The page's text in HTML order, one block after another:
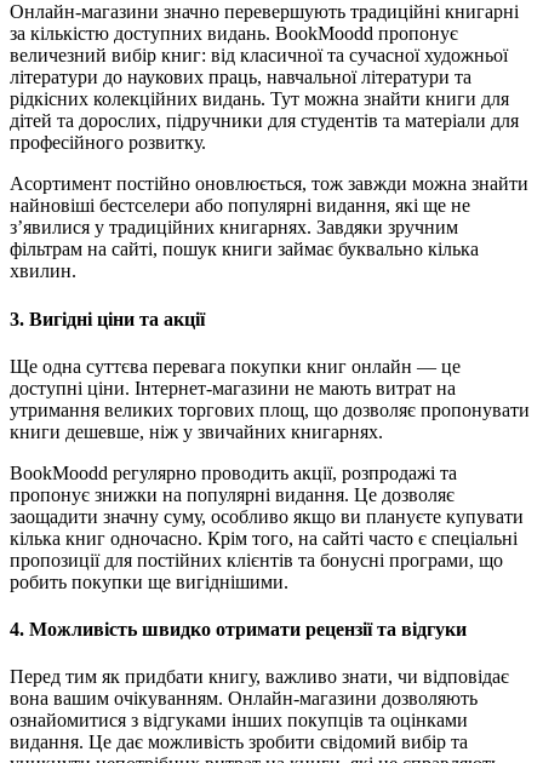
Онлайн-магазини значно перевершують традиційні книгарні
за кількістю доступних видань. BookMoodd пропонує
величезний вибір книг: від класичної та сучасної художньої
літератури до наукових праць, навчальної літератури та
рідкісних колекційних видань. Тут можна знайти книги для
дітей та дорослих, підручники для студентів та матеріали для
професійного розвитку.
Асортимент постійно оновлюється, тож завжди можна знайти
найновіші бестселери або популярні видання, які ще не
з’явилися у традиційних книгарнях. Завдяки зручним
фільтрам на сайті, пошук книги займає буквально кілька
хвилин.
3. Вигідні ціни та акції
Ще одна суттєва перевага покупки книг онлайн — це
доступні ціни. Інтернет-магазини не мають витрат на
утримання великих торгових площ, що дозволяє пропонувати
книги дешевше, ніж у звичайних книгарнях.
BookMoodd регулярно проводить акції, розпродажі та
пропонує знижки на популярні видання. Це дозволяє
заощадити значну суму, особливо якщо ви плануєте купувати
кілька книг одночасно. Крім того, на сайті часто є спеціальні
пропозиції для постійних клієнтів та бонусні програми, що
робить покупки ще вигіднішими.
4. Можливість швидко отримати рецензії та відгуки
Перед тим як придбати книгу, важливо знати, чи відповідає
вона вашим очікуванням. Онлайн-магазини дозволяють
ознайомитися з відгуками інших покупців та оцінками
видання. Це дає можливість зробити свідомий вибір та